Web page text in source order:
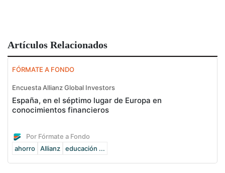
Artículos Relacionados
FÓRMATE A FONDO
Encuesta Allianz Global Investors
España, en el séptimo lugar de Europa en
conocimientos financieros
Por Fórmate a Fondo
ahorro
Allianz educación ...